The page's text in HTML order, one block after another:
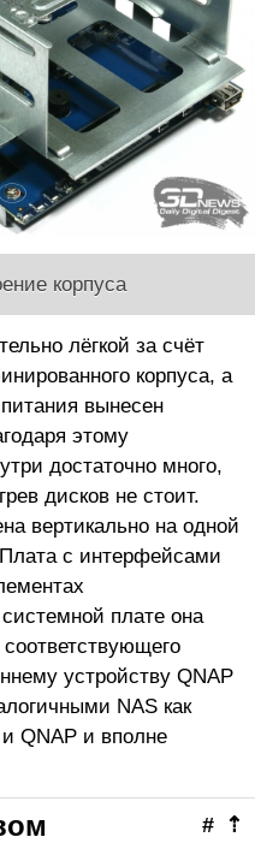
корпуса
лёгкой за счёт
корпуса, а
вынесен
этому
достаточно много,
дисков не стоит.
вертикально на одной
с интерфейсами
системной плате она
устройству QNAP
NAS как
QNAP и вполне
⇡
#